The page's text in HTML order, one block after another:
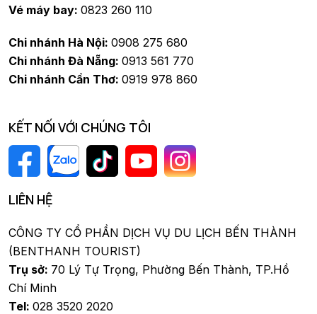
Vé máy bay: 0823 260 110
Chi nhánh Hà Nội: 0908 275 680
Chi nhánh Đà Nẵng: 0913 561 770
Chi nhánh Cần Thơ: 0919 978 860
KẾT NỐI VỚI CHÚNG TÔI
LIÊN HỆ
CÔNG TY CỔ PHẦN DỊCH VỤ DU LỊCH BẾN THÀNH
(BENTHANH TOURIST)
Trụ sở: 70 Lý Tự Trọng, Phường Bến Thành, TP.Hồ
Chí Minh
Tel: 028 3520 2020